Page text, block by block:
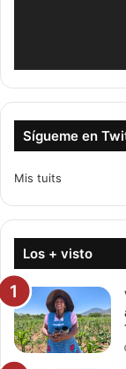
Sígueme en
Mis tuits
Los + visto